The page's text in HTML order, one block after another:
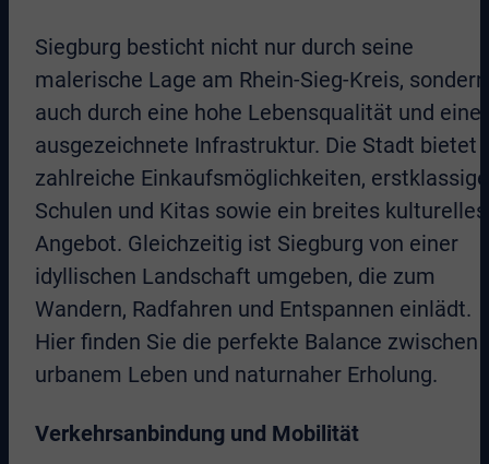
Siegburg besticht nicht nur durch seine
malerische Lage am Rhein-Sieg-Kreis, sondern
auch durch eine hohe Lebensqualität und eine
ausgezeichnete Infrastruktur. Die Stadt bietet
zahlreiche Einkaufsmöglichkeiten, erstklassige
Schulen und Kitas sowie ein breites kulturelles
Angebot. Gleichzeitig ist Siegburg von einer
idyllischen Landschaft umgeben, die zum
Wandern, Radfahren und Entspannen einlädt.
Hier finden Sie die perfekte Balance zwischen
urbanem Leben und naturnaher Erholung.
Verkehrsanbindung und Mobilität